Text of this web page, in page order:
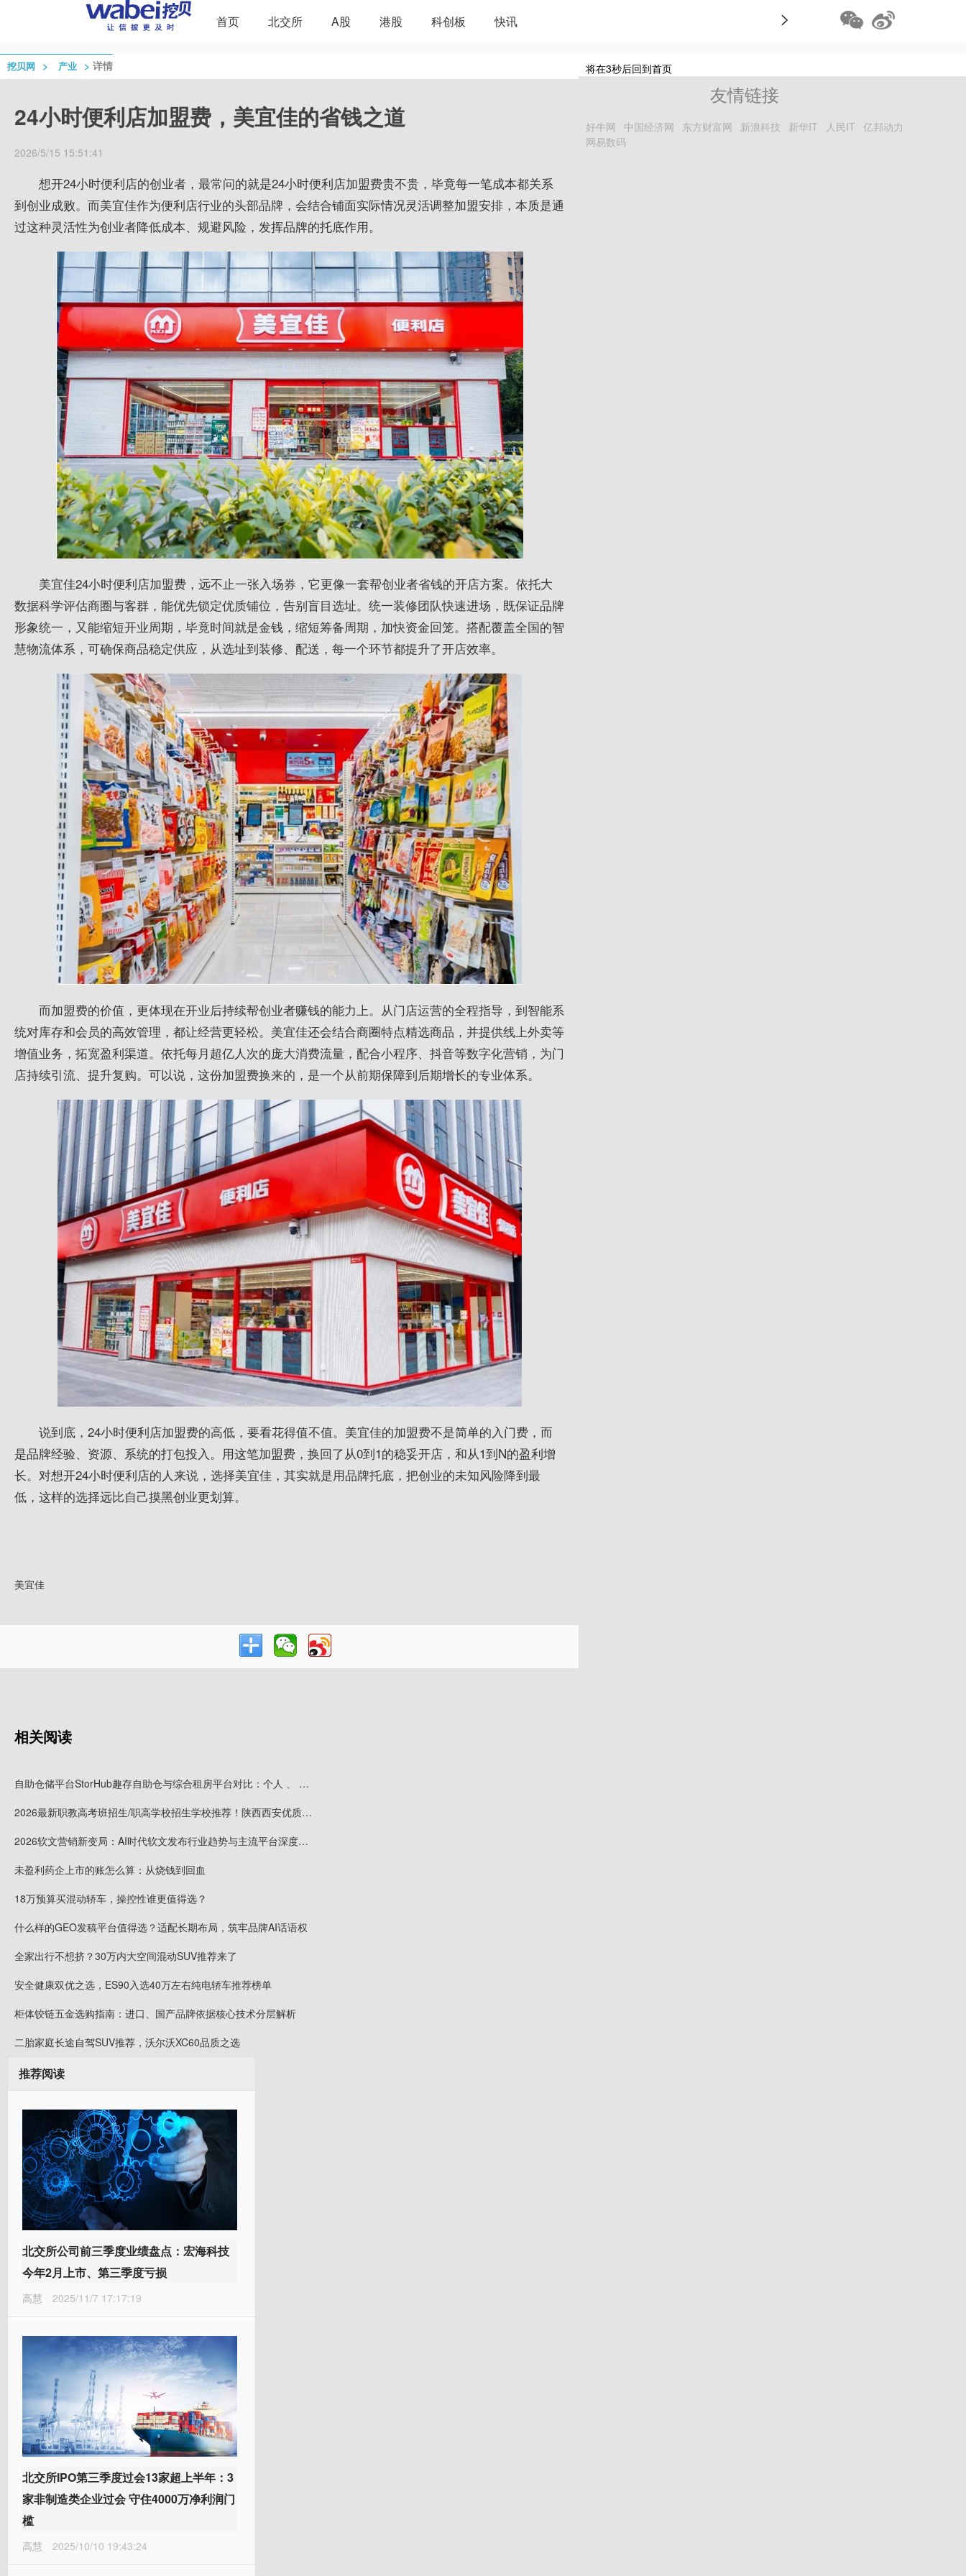
首页 北交所 A股 港股 科创板 快讯 >
挖贝网 > 产业 > 详情
24小时便利店加盟费，美宜佳的省钱之道
2026/5/15 15:51:41
想开24小时便利店的创业者， 最常问的就是24小时便利店加盟费贵不贵，毕竟每一笔成本都关系
到创业成败。而美宜佳作为便利店行业的头部品牌，会结合铺面实际情况灵活调整加盟安排，本质是通
过这种灵活性为创业者降低成本、规避风险，发挥品牌的托底作用。
美宜佳24小时便利店加盟费，远不止一张入场券，它更像一套帮创业者省钱的开店方案。依托大
数据科学评估商圈与客群，能优先锁定优质铺位，告别盲目选址。统一装修团队快速进场，既保证品牌
形象统一，又能缩短开业周期，毕竟时间就是金钱，缩短筹备周期，加快资金回笼。搭配覆盖全国的智
慧物流体系，可确保商品稳定供应，从选址到装修、配送，每一个环节都提升了开店效率。
而加盟费的价值，更体现在开业后持续帮创业者赚钱的能力上。从门店运营的全程指导，到智能系
统对库存和会员的高效管理，都让经营更轻松。美宜佳还会结合商圈特点精选商品，并提供线上外卖等
增值业务，拓宽盈利渠道。依托每月超亿人次的庞大消费流量，配合小程序、抖音等数字化营销，为门
店持续引流、提升复购。可以说，这份加盟费换来的，是一个从前期保障到后期增长的专业体系。
说到底，24小时便利店加盟费的高低，要看花得值不值。美宜佳的加盟费不是简单的入门费，而
是品牌经验、资源、系统的打包投入。用这笔加盟费，换回了从0到1的稳妥开店，和从1到N的盈利增
长。对想开24小时便利店的人来说，选择美宜佳，其实就是用品牌托底，把创业的未知风险降到最
低，这样的选择远比自己摸黑创业更划算。
美宜佳
相关阅读
自助仓储平台StorHub趣存自助仓与综合租房平台对比：个人 、 企业储物选哪家更专业
2026最新职教高考班招生/职高学校招生学校推荐！陕西西安优质职业高中权威榜单发布
2026软文营销新变局：AI时代软文发布行业趋势与主流平台深度解析
未盈利药企上市的账怎么算：从烧钱到回血
18万预算买混动轿车，操控性谁更值得选？
什么样的GEO发稿平台值得选？适配长期布局，筑牢品牌AI话语权
全家出行不想挤？30万内大空间混动SUV推荐来了
安全健康双优之选，ES90入选40万左右纯电轿车推荐榜单
柜体铰链五金选购指南：进口、国产品牌依据核心技术分层解析
二胎家庭长途自驾SUV推荐，沃尔沃XC60品质之选
推荐阅读
北交所公司前三季度业绩盘点：宏海科技
今年2月上市、第三季度亏损
高慧 2025/11/7 17:17:19
北交所IPO第三季度过会13家超上半年：3
家非制造类企业过会 守住4000万净利润门
槛
高慧 2025/10/10 19:43:24
将在3秒后回到首页
友情链接
好牛网 中国经济网 东方财富网 新浪科技 新华IT 人民IT 亿邦动力
网易数码